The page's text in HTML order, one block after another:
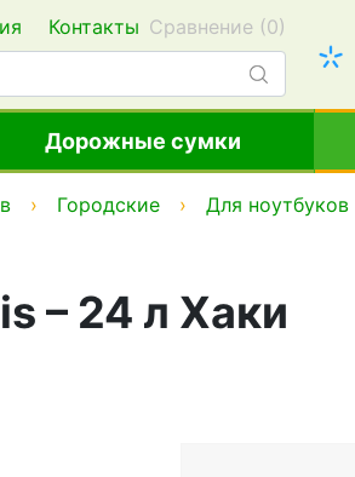
Контакты Сравнение (0)
Дорожные сумки
Городские Для ноутбуков
– 24 л Хаки